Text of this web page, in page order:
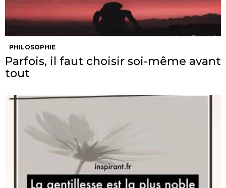
PHILOSOPHIE
Parfois, il faut choisir soi-même avant
tout